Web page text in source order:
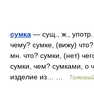
сумка — сущ., ж., употр.
чему? сумке, (вижу)
мн. что? сумки, (нет)
сумки, чем? сумками, о
изделие из… …